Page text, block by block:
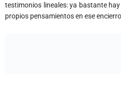
testimonios lineales: ya bastante
propios pensamientos en ese